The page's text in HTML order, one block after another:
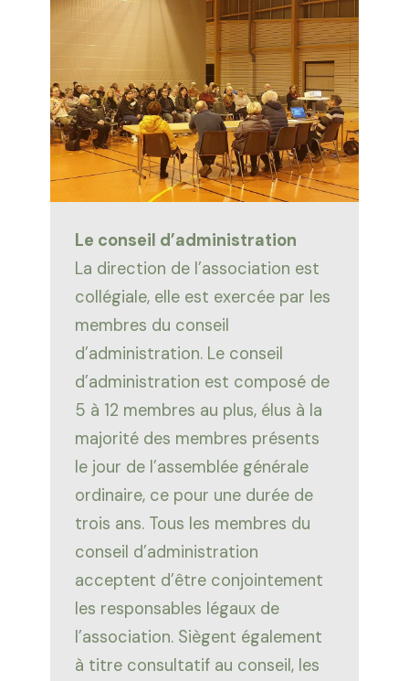
Le conseil d’administration
La direction de l’association est
collégiale, elle est exercée par les
membres du conseil
d’administration. Le conseil
d’administration est composé de
5 à 12 membres au plus, élus à la
majorité des membres présents
le jour de l’assemblée générale
ordinaire, ce pour une durée de
trois ans. Tous les membres du
conseil d’administration
acceptent d’être conjointement
les responsables légaux de
l’association. Siègent également
à titre consultatif au conseil, les